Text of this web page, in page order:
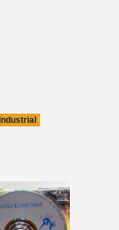
Industrial